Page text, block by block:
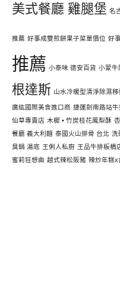
美式餐廳 雞腿堡 名
推薦 好事成雙煎餅果子菜單價位 好
推薦 小泰味 德安百貨 小蒙牛
根達斯 山水冷暖型清淨除濕
廣紘國際美食進口商 捷運劍南路站
仙草專賣店 木樨 • 竹炭桂花鳳梨酥
餐廳 義大利麵 泰國火山排骨 台北 洗
臭鍋 湯底 王俐人私廚 王品牛排板橋
蜜莉狂想曲 越式辣松阪豬 辣炒年糕x